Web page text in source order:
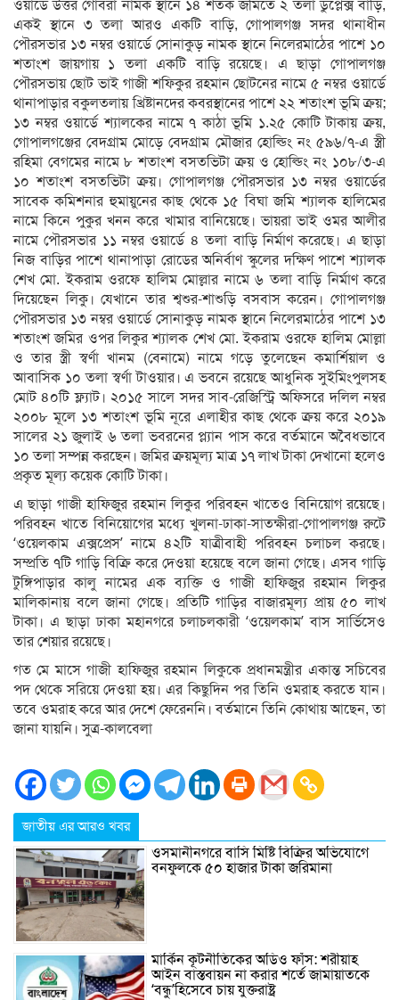
ওয়ার্ডে উত্তর গোবরা নামক স্থানে ১৪ শতক জমিতে ২ তলা ডুপ্লেক্স বাড়ি,
একই স্থানে ৩ তলা আরও একটি বাড়ি, গোপালগঞ্জ সদর থানাধীন
পৌরসভার ১৩ নম্বর ওয়ার্ডে সোনাকুড় নামক স্থানে নিলেরমাঠের পাশে ১০
শতাংশ জায়গায় ১ তলা একটি বাড়ি রয়েছে। এ ছাড়া গোপালগঞ্জ
পৌরসভায় ছোট ভাই গাজী শফিকুর রহমান ছোটনের নামে ৫ নম্বর ওয়ার্ডে
থানাপাড়ার বকুলতলায় খ্রিষ্টানদের কবরস্থানের পাশে ২২ শতাংশ ভূমি ক্রয়;
১৩ নম্বর ওয়ার্ডে শ্যালকের নামে ৭ কাঠা ভূমি ১.২৫ কোটি টাকায় ক্রয়,
গোপালগঞ্জের বেদগ্রাম মোড়ে বেদগ্রাম মৌজার হোল্ডিং নং ৫৯৬/৭-এ স্ত্রী
রহিমা বেগমের নামে ৮ শতাংশ বসতভিটা ক্রয় ও হোল্ডিং নং ১০৮/৩-এ
১০ শতাংশ বসতভিটা ক্রয়। গোপালগঞ্জ পৌরসভার ১৩ নম্বর ওয়ার্ডের
সাবেক কমিশনার হুমায়ুনের কাছ থেকে ১৫ বিঘা জমি শ্যালক হালিমের
নামে কিনে পুকুর খনন করে খামার বানিয়েছে। ভায়রা ভাই ওমর আলীর
নামে পৌরসভার ১১ নম্বর ওয়ার্ডে ৪ তলা বাড়ি নির্মাণ করেছে। এ ছাড়া
নিজ বাড়ির পাশে থানাপাড়া রোডের অনির্বাণ স্কুলের দক্ষিণ পাশে শ্যালক
শেখ মো. ইকরাম ওরফে হালিম মোল্লার নামে ৬ তলা বাড়ি নির্মাণ করে
দিয়েছেন লিকু। যেখানে তার শ্বশুর-শাশুড়ি বসবাস করেন। গোপালগঞ্জ
পৌরসভার ১৩ নম্বর ওয়ার্ডে সোনাকুড় নামক স্থানে নিলেরমাঠের পাশে ১৩
শতাংশ জমির ওপর লিকুর শ্যালক শেখ মো. ইকরাম ওরফে হালিম মোল্লা
ও তার স্ত্রী স্বর্ণা খানম (বেনামে) নামে গড়ে তুলেছেন কমার্শিয়াল ও
আবাসিক ১০ তলা স্বর্ণা টাওয়ার। এ ভবনে রয়েছে আধুনিক সুইমিংপুলসহ
মোট ৪০টি ফ্ল্যাট। ২০১৫ সালে সদর সাব-রেজিস্ট্রি অফিসরে দলিল নম্বর
২০০৮ মূলে ১৩ শতাংশ ভূমি নূরে এলাহীর কাছ থেকে ক্রয় করে ২০১৯
সালের ২১ জুলাই ৬ তলা ভবরনের প্ল্যান পাস করে বর্তমানে অবৈধভাবে
১০ তলা সম্পন্ন করছেন। জমির ক্রয়মূল্য মাত্র ১৭ লাখ টাকা দেখানো হলেও
প্রকৃত মূল্য কয়েক কোটি টাকা।
এ ছাড়া গাজী হাফিজুর রহমান লিকুর পরিবহন খাতেও বিনিয়োগ রয়েছে।
পরিবহন খাতে বিনিয়োগের মধ্যে খুলনা-ঢাকা-সাতক্ষীরা-গোপালগঞ্জ রুটে
‘ওয়েলকাম এক্সপ্রেস’ নামে ৪২টি যাত্রীবাহী পরিবহন চলাচল করছে।
সম্প্রতি ৭টি গাড়ি বিক্রি করে দেওয়া হয়েছে বলে জানা গেছে। এসব গাড়ি
টুঙ্গিপাড়ার কালু নামের এক ব্যক্তি ও গাজী হাফিজুর রহমান লিকুর
মালিকানায় বলে জানা গেছে। প্রতিটি গাড়ির বাজারমূল্য প্রায় ৫০ লাখ
টাকা। এ ছাড়া ঢাকা মহানগরে চলাচলকারী ‘ওয়েলকাম’ বাস সার্ভিসেও
তার শেয়ার রয়েছে।
গত মে মাসে গাজী হাফিজুর রহমান লিকুকে প্রধানমন্ত্রীর একান্ত সচিবের
পদ থেকে সরিয়ে দেওয়া হয়। এর কিছুদিন পর তিনি ওমরাহ করতে যান।
তবে ওমরাহ করে আর দেশে ফেরেননি। বর্তমানে তিনি কোথায় আছেন, তা
জানা যায়নি। সুত্র-কালবেলা
জাতীয় এর আরও খবর
ওসমানীনগরে বাসি মিষ্টি বিক্রির অভিযোগে
বনফুলকে ৫০ হাজার টাকা জরিমানা
মার্কিন কূটনীতিকের অডিও ফাঁস: শরীয়াহ
আইন বাস্তবায়ন না করার শর্তে জামায়াতকে
‘বন্ধু’হিসেবে চায় যুক্তরাষ্ট্র